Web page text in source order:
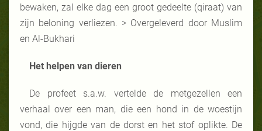
bewaken, zal elke dag een groot gedeelte (qiraat) van
zijn beloning verliezen. > Overgeleverd door Muslim
en Al-Bukhari
Het helpen van dieren
De profeet s.a.w. vertelde de metgezellen een
verhaal over een man, die een hond in de woestijn
vond, die hijgde van de dorst en het stof oplikte. De